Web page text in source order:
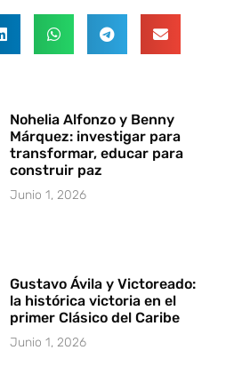
Nohelia Alfonzo y Benny
Márquez: investigar para
transformar, educar para
construir paz
Junio 1, 2026
Gustavo Ávila y Victoreado:
la histórica victoria en el
primer Clásico del Caribe
Junio 1, 2026